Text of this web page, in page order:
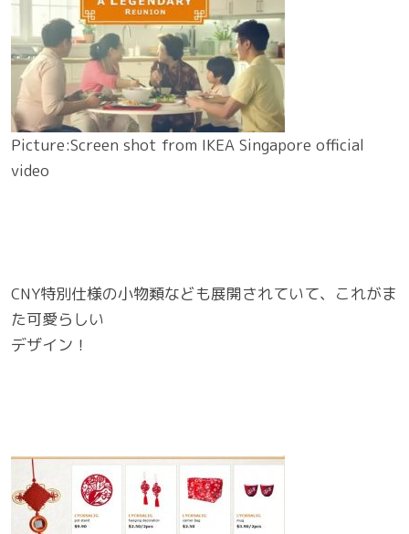
Picture:Screen shot from IKEA Singapore official
video
CNY特別仕様の小物類なども展開されていて、これがま
た可愛らしい
デザイン！